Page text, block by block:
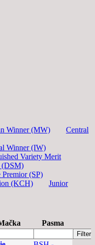
Winner (MW)
Central
Winner (IW)
Variety Merit
(DSM)
Premior (SP)
(KCH)
Junior
Pasma